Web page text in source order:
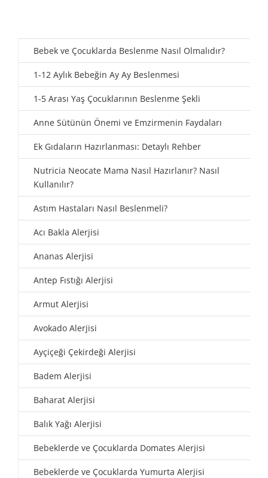
Bebek ve Çocuklarda Beslenme Nasıl Olmalıdır?
1-12 Aylık Bebeğin Ay Ay Beslenmesi
1-5 Arası Yaş Çocuklarının Beslenme Şekli
Anne Sütünün Önemi ve Emzirmenin Faydaları
Ek Gıdaların Hazırlanması: Detaylı Rehber
Nutricia Neocate Mama Nasıl Hazırlanır? Nasıl
Kullanılır?
Astım Hastaları Nasıl Beslenmeli?
Acı Bakla Alerjisi
Ananas Alerjisi
Antep Fıstığı Alerjisi
Armut Alerjisi
Avokado Alerjisi
Ayçiçeği Çekirdeği Alerjisi
Badem Alerjisi
Baharat Alerjisi
Balık Yağı Alerjisi
Bebeklerde ve Çocuklarda Domates Alerjisi
Bebeklerde ve Çocuklarda Yumurta Alerjisi